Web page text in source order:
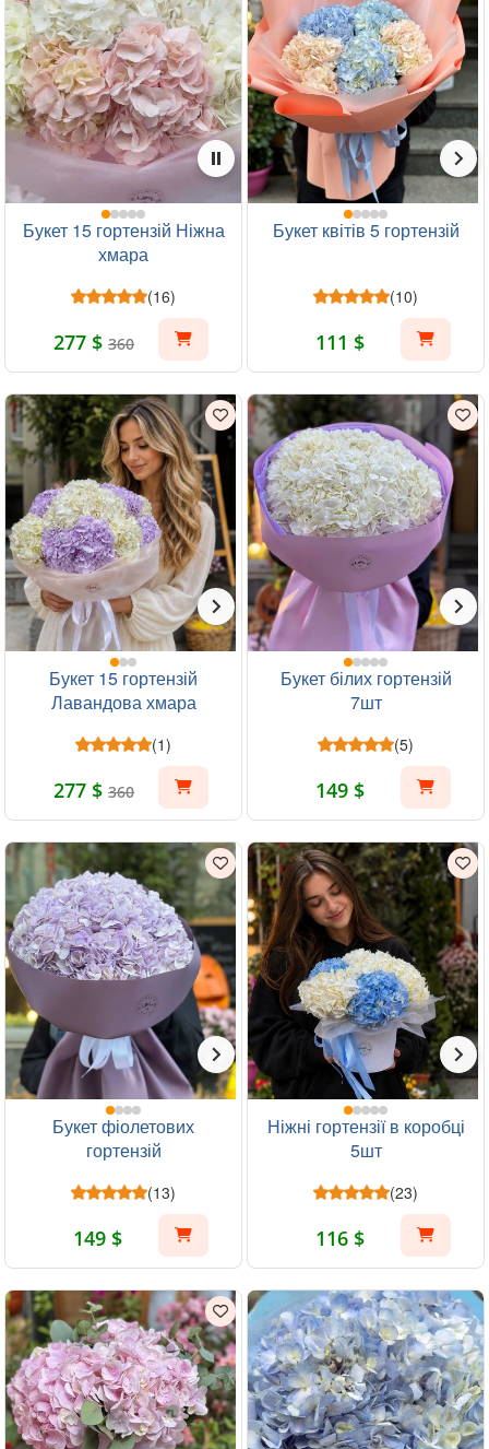
Букет 15 гортензій Ніжна
хмара
(16)
277 $ 360
Букет квітів 5 гортензій
(10)
111 $
Букет 15 гортензій
Лавандова хмара
(1)
277 $ 360
Букет білих гортензій
7шт
(5)
149 $
Букет фіолетових
гортензій
(13)
149 $
Ніжні гортензії в коробці
5шт
(23)
116 $